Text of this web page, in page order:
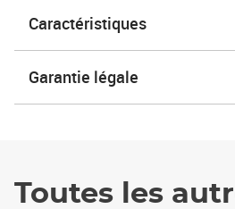
Caractéristiques
Garantie légale
Toutes les